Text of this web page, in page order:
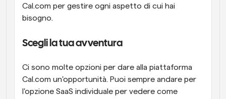
Cal.com per gestire ogni aspetto di cui hai
bisogno.
Scegli la tua avventura
Ci sono molte opzioni per dare alla piattaforma
Cal.com un'opportunità. Puoi sempre andare per
l'opzione SaaS individuale per vedere come